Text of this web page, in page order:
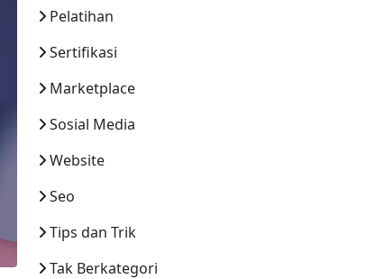
Pelatihan
Sertifikasi
Marketplace
Sosial Media
Website
Seo
Tips dan Trik
Tak Berkategori